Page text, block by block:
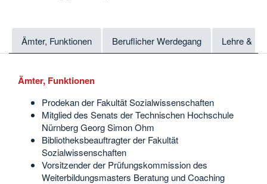
Ämter, Funktionen Beruflicher Werdegang Lehre &
Ämter, Funktionen
Prodekan der Fakultät Sozialwissenschaften
Mitglied des Senats der Technischen Hochschule
Nürnberg Georg Simon Ohm
Bibliotheksbeauftragter der Fakultät
Sozialwissenschaften
Vorsitzender der Prüfungskommission des
Weiterbildungsmasters Beratung und Coaching